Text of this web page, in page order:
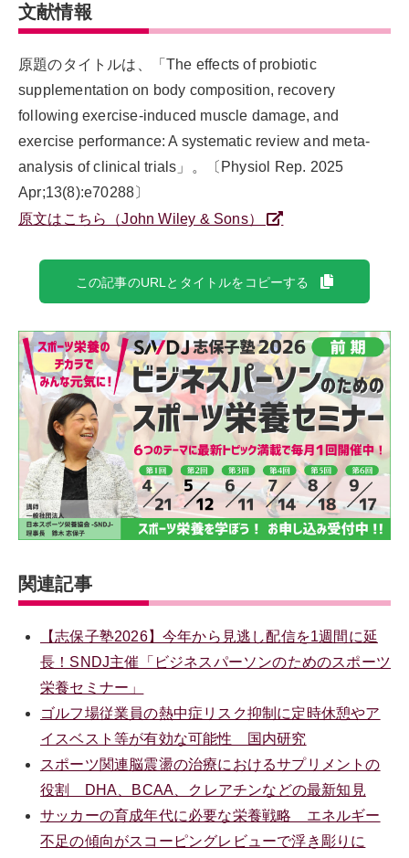
文献情報
原題のタイトルは、「The effects of probiotic
supplementation on body composition, recovery
following exercise-induced muscle damage, and
exercise performance: A systematic review and meta-
analysis of clinical trials」。〔Physiol Rep. 2025
Apr;13(8):e70288〕
原文はこちら（John Wiley & Sons）
この記事のURLとタイトルをコピーする
関連記事
【志保子塾2026】今年から見逃し配信を1週間に延
長！SNDJ主催「ビジネスパーソンのためのスポーツ
栄養セミナー」
ゴルフ場従業員の熱中症リスク抑制に定時休憩やア
イスベスト等が有効な可能性 国内研究
スポーツ関連脳震盪の治療におけるサプリメントの
役割 DHA、BCAA、クレアチンなどの最新知見
サッカーの育成年代に必要な栄養戦略 エネルギー
不足の傾向がスコーピングレビューで浮き彫りに